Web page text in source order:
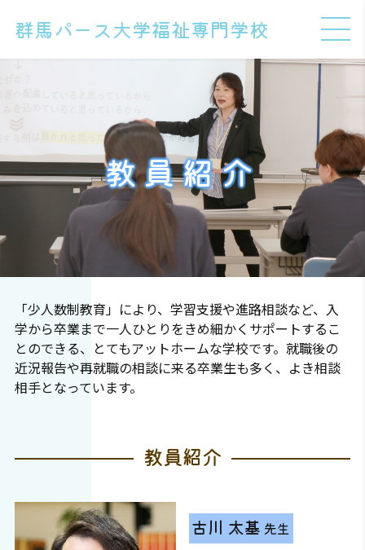
群馬パース大学福祉専門学校
教員紹介
「少人数制教育」により、学習支援や進路相談など、入
学から卒業まで一人ひとりをきめ細かくサポートするこ
とのできる、とてもアットホームな学校です。就職後の
近況報告や再就職の相談に来る卒業生も多く、よき相談
相手となっています。
教員紹介
古川 太基 先生